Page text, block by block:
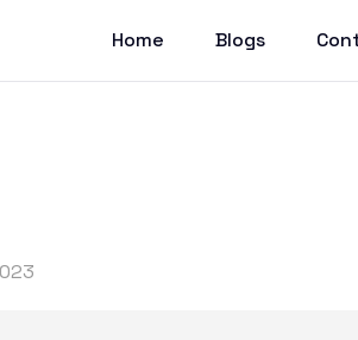
Home Blogs